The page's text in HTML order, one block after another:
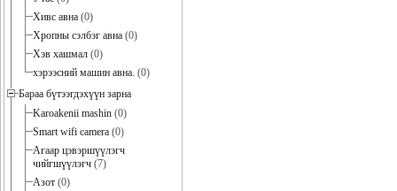
Хивс авна (0)
Хропны сэлбэг авна (0)
Хэв хашмал (0)
хэрээсний машин авна. (0)
Бараа бүтээгдэхүүн зарна
Karoakenii mashin (0)
Smart wifi camera (0)
Агаар цэвэршүүлэгч
чийгшүүлэгч (7)
Азот (0)